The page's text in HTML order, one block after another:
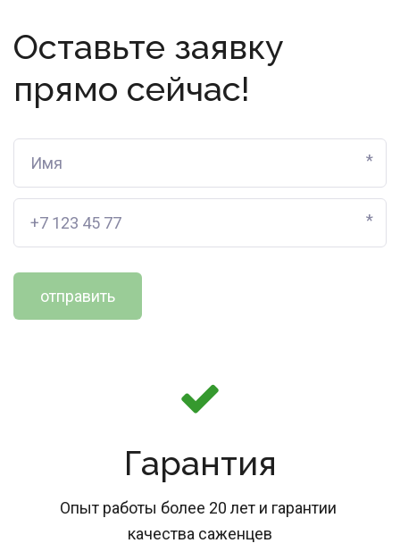
Оставьте заявку
прямо сейчас!
*
*
отправить
Гарантия
Опыт работы более 20 лет и гарантии
качества саженцев